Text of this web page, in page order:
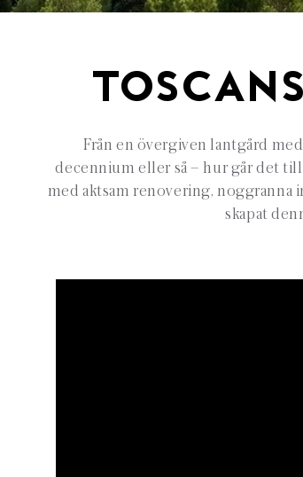
Från en övergiven lantgård
decennium eller så – hur går det
med aktsam renovering, noggranna
skapat